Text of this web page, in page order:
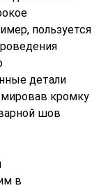
пользуется
детали
кромку
шов
в